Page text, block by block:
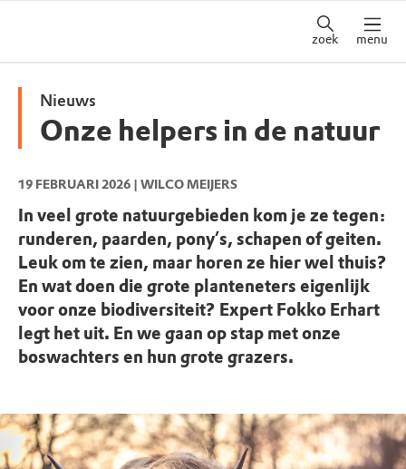
zoek menu
Nieuws
Onze helpers in de natuur
19 FEBRUARI 2026 | WILCO MEIJERS
In veel grote natuurgebieden kom je ze tegen:
runderen, paarden, pony’s, schapen of geiten.
Leuk om te zien, maar horen ze hier wel thuis?
En wat doen die grote planteneters eigenlijk
voor onze biodiversiteit? Expert Fokko Erhart
legt het uit. En we gaan op stap met onze
boswachters en hun grote grazers.